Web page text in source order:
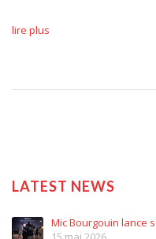
lire plus
LATEST NEWS
Mic Bourgouin lance